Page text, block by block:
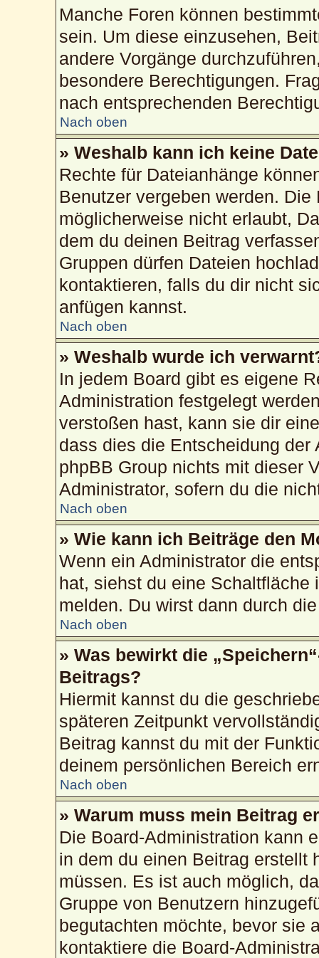
Manche Foren können
sein. Um diese einzusehen,
andere Vorgänge
besondere Berechtigungen.
nach entsprechenden
Nach oben
» Weshalb kann ich keine
Rechte für Dateianhänge
Benutzer vergeben werden.
möglicherweise nicht erlaubt,
dem du deinen Beitrag
Gruppen dürfen Dateien
kontaktieren, falls du dir nicht
anfügen kannst.
Nach oben
» Weshalb wurde ich
In jedem Board gibt es eigene
Administration festgelegt
verstoßen hast, kann sie dir
dass dies die Entscheidung
phpBB Group nichts mit dieser
Administrator, sofern du die
Nach oben
» Wie kann ich Beiträge den
Wenn ein Administrator die
hat, siehst du eine
melden. Du wirst dann durch
Nach oben
» Was bewirkt die
Beitrags?
Hiermit kannst du die
späteren Zeitpunkt
Beitrag kannst du mit der
deinem persönlichen Bereich
Nach oben
» Warum muss mein Beitrag
Die Board-Administration kann
in dem du einen Beitrag erstellt
müssen. Es ist auch möglich,
Gruppe von Benutzern
begutachten möchte, bevor sie
kontaktiere die Board-